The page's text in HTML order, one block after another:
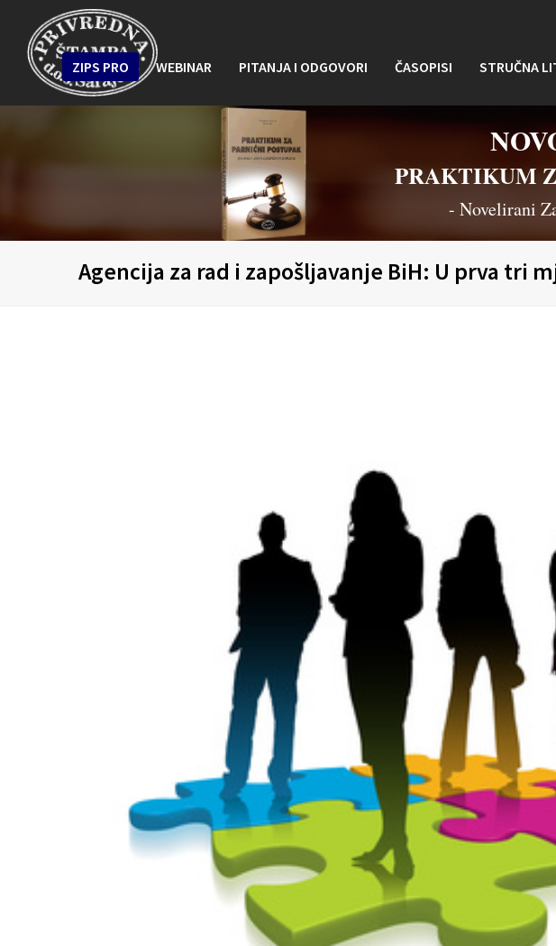
ZIPS PRO WEBINAR PITANJA I ODGOVORI ČASOPISI STRUČNA
PRAKTIKUM
- Novelirani
Agencija za rad i zapošljavanje BiH: U prva tri